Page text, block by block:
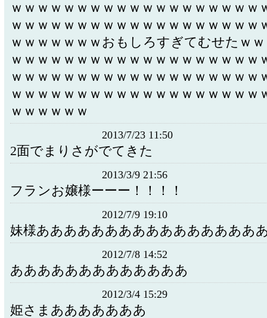
ｗｗｗｗｗｗｗｗｗｗｗｗｗｗｗｗｗｗｗ
ｗｗｗｗｗｗｗｗｗｗｗｗｗｗｗｗｗｗｗ
ｗｗｗｗｗｗｗおもしろすぎてむせたｗ
ｗｗｗｗｗｗｗｗｗｗｗｗｗｗｗｗｗｗｗ
ｗｗｗｗｗｗｗｗｗｗｗｗｗｗｗｗｗｗｗ
ｗｗｗｗｗｗｗｗｗｗｗｗｗｗｗｗｗｗｗ
ｗｗｗｗｗｗ
2013/7/23 11:50
2面でまりさがでてきた
2013/3/9 21:56
フランお嬢様ーーー！！！！
2012/7/9 19:10
妹様ああああああああああああああああ
2012/7/8 14:52
あああああああああああああ
2012/3/4 15:29
姫さまあああああああ